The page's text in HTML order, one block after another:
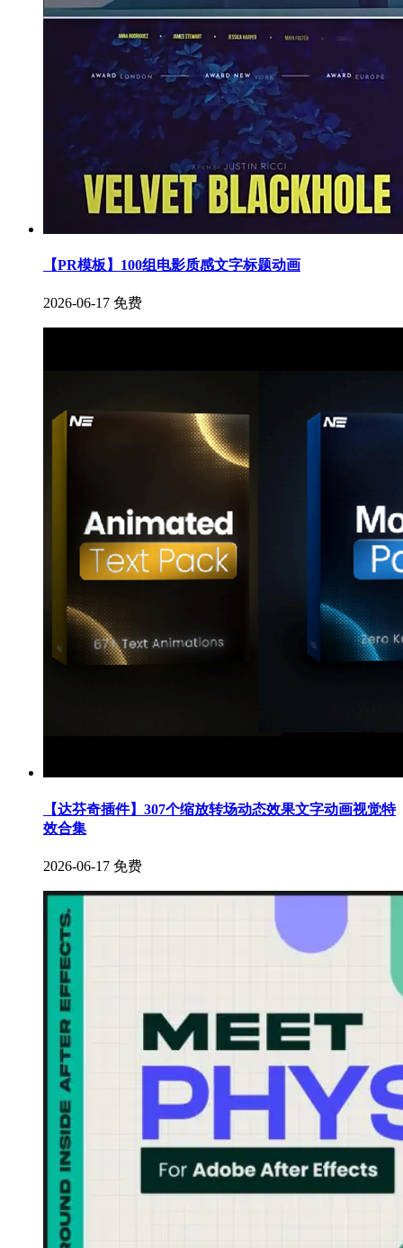
【PR模板】100组电影质感文字标题动画
2026-06-17 免费
【达芬奇插件】307个缩放转场动态效果文字动画视觉特
效合集
2026-06-17 免费